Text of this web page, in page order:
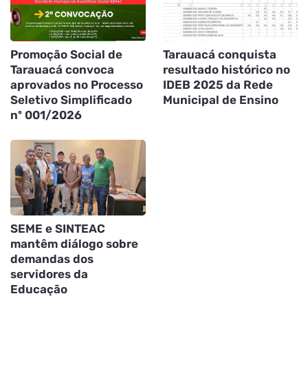
Promoção Social de
Tarauacá convoca
aprovados no Processo
Seletivo Simplificado
nº 001/2026
Tarauacá conquista
resultado histórico no
IDEB 2025 da Rede
Municipal de Ensino
SEME e SINTEAC
mantêm diálogo sobre
demandas dos
servidores da
Educação